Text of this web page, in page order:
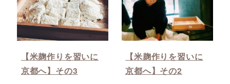
【米麹作りを習いに
京都へ】その3
【米麹作りを習いに
京都へ】その2